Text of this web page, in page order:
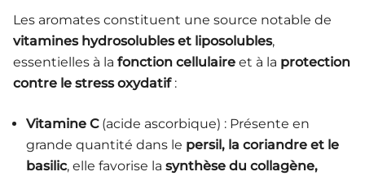
Les aromates constituent une source notable de
vitamines hydrosolubles et liposolubles,
essentielles à la fonction cellulaire et à la protection
contre le stress oxydatif:
Vitamine C(acide ascorbique) : Présente en
grande quantité dans le persil, la coriandre et le
basilic, elle favorise la synthèse du collagène,